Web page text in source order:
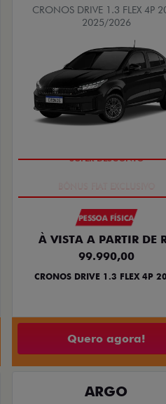
CRONOS DRIVE 1.3 FLEX 4P
2025/2026
PESSOA FÍSICA
À VISTA A PARTIR DE
99.990,00
CRONOS DRIVE 1.3 FLEX 4P
Quero agora!
ARGO